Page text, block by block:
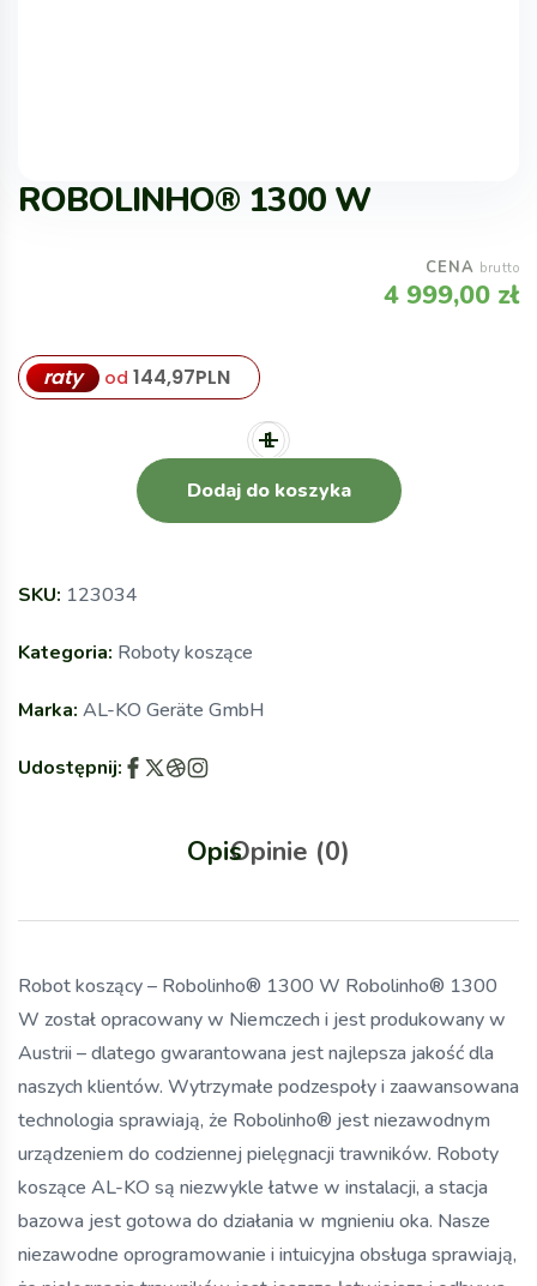
ROBOLINHO® 1300 W
CENA brutto
4 999,00 zł
raty od 144,97PLN
Dodaj do koszyka
SKU: 123034
Kategoria: Roboty koszące
Marka: AL-KO Geräte GmbH
Udostępnij:
OpisOpinie (0)
Robot koszący – Robolinho® 1300 W Robolinho® 1300
W został opracowany w Niemczech i jest produkowany w
Austrii – dlatego gwarantowana jest najlepsza jakość dla
naszych klientów. Wytrzymałe podzespoły i zaawansowana
technologia sprawiają, że Robolinho® jest niezawodnym
urządzeniem do codziennej pielęgnacji trawników. Roboty
koszące AL-KO są niezwykle łatwe w instalacji, a stacja
bazowa jest gotowa do działania w mgnieniu oka. Nasze
niezawodne oprogramowanie i intuicyjna obsługa sprawiają,